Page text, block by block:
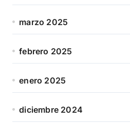
marzo 2025
febrero 2025
enero 2025
diciembre 2024